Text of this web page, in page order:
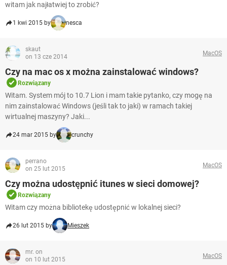
witam jak najłatwiej to zrobić?
1 kwi 2015 by nesca
skaut
on 13 cze 2014
MacOS
Czy na mac os x można zainstalować windows?
Rozwiązany
Witam. System mój to 10.7 Lion i mam takie pytanko, czy mogę na
nim zainstalować Windows (jeśli tak to jaki) w ramach takiej
wirtualnej maszyny? Jaki...
24 mar 2015 by crunchy
perrano
on 25 lut 2015
MacOS
Czy można udostępnić itunes w sieci domowej?
Rozwiązany
Witam czy można bibliotekę udostępnić w lokalnej sieci?
26 lut 2015 by Mieszek
mr. on
on 10 lut 2015
MacOS